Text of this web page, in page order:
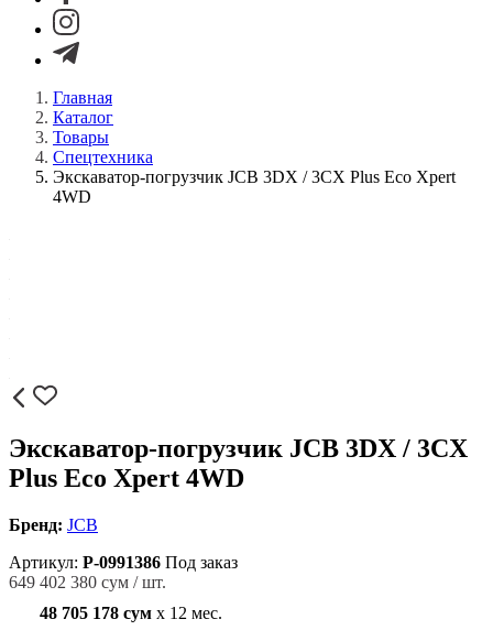
Главная
Каталог
Товары
Спецтехника
Экскаватор-погрузчик JCB 3DX / 3CX Plus Eco Xpert
4WD
Экскаватор-погрузчик JCB 3DX / 3CX
Plus Eco Xpert 4WD
Бренд: JCB
Артикул: P-0991386 Под заказ
649 402 380 сум / шт.
48 705 178 сум x 12 мес.